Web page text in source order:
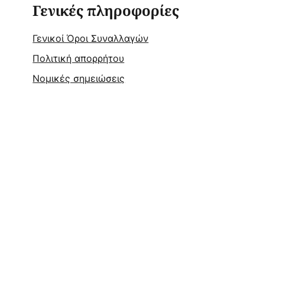
Γενικές πληροφορίες
Γενικοί Όροι Συναλλαγών
Πολιτική απορρήτου
Νομικές σημειώσεις